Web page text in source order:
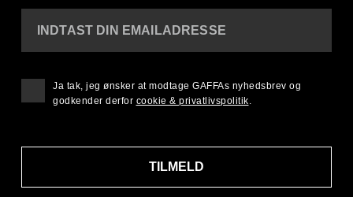
INDTAST DIN EMAILADRESSE
TILMELD
Ja tak, jeg ønsker at modtage GAFFAs nyhedsbrev og
godkender derfor cookie & privatlivspolitik.